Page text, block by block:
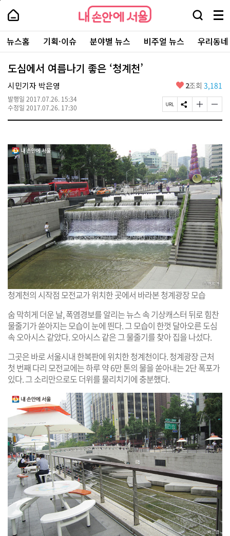
본
로
가
내
손
안
에
서
울
-
서
울
시
대
표
소
털
내
손
에
울
검
창
열
기
메
뉴
전
체
보
주
요
서
뉴스홈 기획·이슈 분야별 뉴스 비주얼 뉴스 우리동
도심에서 여름나기 좋은 ‘청계천’
시민기자 박은영
발행일 2017.07.26. 15:34
수정일 2017.07.26. 17:30
좋
요
2조회 3,181
페
이
L
복
사
S
N
하
기
글
자
크
변
경
하
기
글
자
작
게
변
경
하
기
청계천의 시작점 모전교가 위치한 곳에서 바라본 청계광장 모습
숨 막히게 더운 날, 폭염경보를 알리는 뉴스 속 기상캐스터 뒤로 힘찬
물줄기가 쏟아지는 모습이 눈에 띈다. 그 모습이 한껏 달아오른 도심
속 오아시스 같았다. 오아시스 같은 그 물줄기를 찾아 집을 나섰다.
그곳은 바로 서울시내 한복판에 위치한 청계천이다. 청계광장 근처
첫 번째 다리 모전교에는 하루 약 6만 톤의 물을 쏟아내는 2단 폭포가
있다. 그 소리만으로도 더위를 물리치기에 충분했다.
페
상
단
로